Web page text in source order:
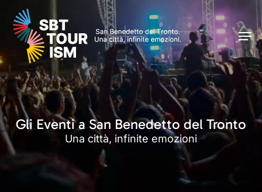
Skip
main
content
Gli Eventi a San Benedetto del Tronto
Una città, infinite emozioni